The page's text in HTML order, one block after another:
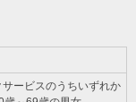
ービスのうちいずれか